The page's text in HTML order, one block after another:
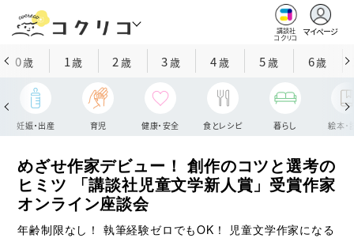
講談社
コクリコ
マイページ
0歳 1歳 2 歳 3歳 4歳 5歳 6歳
妊娠・出産 育児 健康・安全 食とレシピ 暮らし 絵本・
めざせ作家デビュー！ 創作のコツと選考の
ヒミツ 「講談社児童文学新人賞」受賞作家
オンライン座談会
年齢制限なし！ 執筆経験ゼロでもOK！ 児童文学作家になる